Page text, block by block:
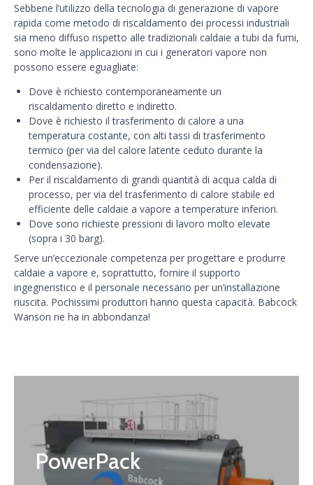
Sebbene l’utilizzo della tecnologia di generazione di vapore
rapida come metodo di riscaldamento dei processi industriali
sia meno diffuso rispetto alle tradizionali caldaie a tubi da fumi,
sono molte le applicazioni in cui i generatori vapore non
possono essere eguagliate:
Dove è richiesto contemporaneamente un
riscaldamento diretto e indiretto.
Dove è richiesto il trasferimento di calore a una
temperatura costante, con alti tassi di trasferimento
termico (per via del calore latente ceduto durante la
condensazione).
Per il riscaldamento di grandi quantità di acqua calda di
processo, per via del trasferimento di calore stabile ed
efficiente delle caldaie a vapore a temperature inferiori.
Dove sono richieste pressioni di lavoro molto elevate
(sopra i 30 barg).
Serve un’eccezionale competenza per progettare e produrre
caldaie a vapore e, soprattutto, fornire il supporto
ingegneristico e il personale necessario per un’installazione
riuscita. Pochissimi produttori hanno questa capacità. Babcock
Wanson ne ha in abbondanza!
PowerPack